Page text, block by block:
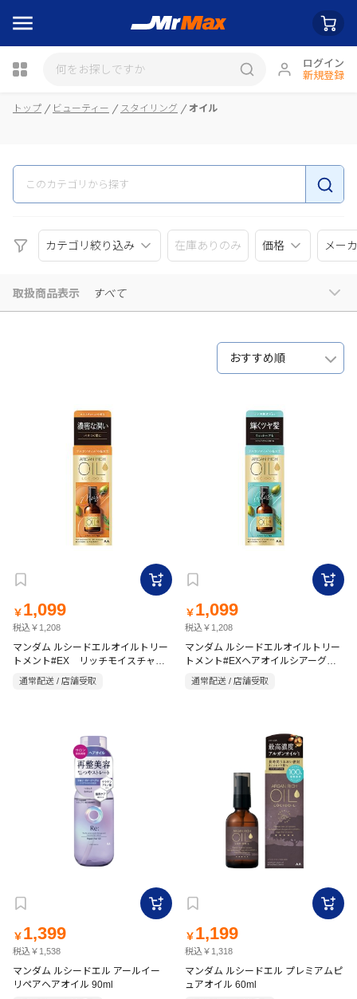
ログイン
新規登録
瓶詰
トップ ビューティー スタイリング オイル
カテゴリ絞り込み 在庫ありのみ 価格 メー
取扱商品表示 すべて
おすすめ順
￥ 1,099
税込￥1,208
マンダム ルシードエルオイルトリー
トメント#EX リッチモイスチャー
60ml フローラル
通常配送 / 店舗受取
￥ 1,099
税込￥1,208
マンダム ルシードエルオイルトリー
トメント#EXヘアオイルシアーグロ
ス 60ml フローラル
通常配送 / 店舗受取
￥ 1,399
税込￥1,538
マンダム ルシードエル アールイー
リペアヘアオイル 90ml
￥ 1,199
税込￥1,318
マンダム ルシードエル プレミアムピ
ュアオイル 60ml